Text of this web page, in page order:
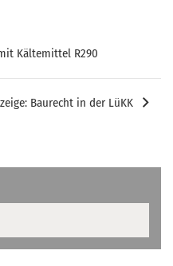
Kältemittel R290
Baurecht in der LüKK